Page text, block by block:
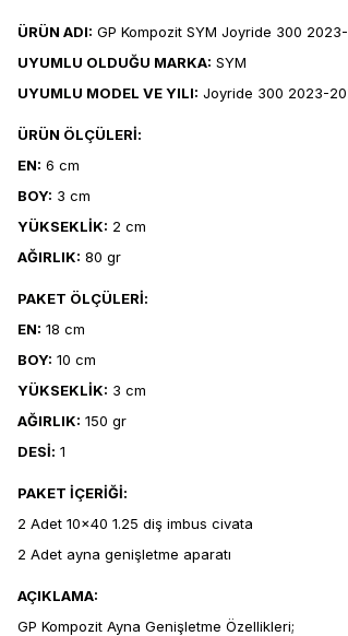
ÜRÜN ADI: GP Kompozit SYM Joyride 300
UYUMLU OLDUĞU MARKA: SYM
UYUMLU MODEL VE YILI: Joyride 300 2023-
ÜRÜN ÖLÇÜLERİ:
EN: 6 cm
BOY: 3 cm
YÜKSEKLİK: 2 cm
AĞIRLIK: 80 gr
PAKET ÖLÇÜLERİ:
EN: 18 cm
BOY: 10 cm
YÜKSEKLİK: 3 cm
AĞIRLIK: 150 gr
DESİ: 1
PAKET İÇERİĞİ:
2 Adet 10x40 1.25 diş imbus civata
2 Adet ayna genişletme aparatı
AÇIKLAMA:
GP Kompozit Ayna Genişletme Özellikleri;